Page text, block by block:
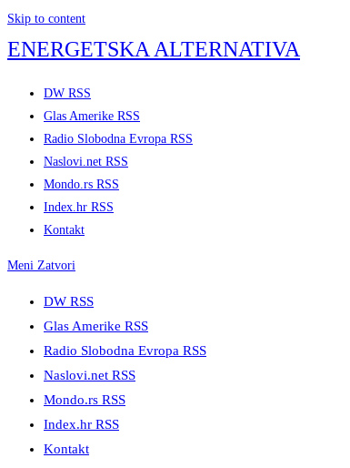
Skip to content
ENERGETSKA ALTERNATIVA
DW RSS
Glas Amerike RSS
Radio Slobodna Evropa RSS
Naslovi.net RSS
Mondo.rs RSS
Index.hr RSS
Kontakt
Meni Zatvori
DW RSS
Glas Amerike RSS
Radio Slobodna Evropa RSS
Naslovi.net RSS
Mondo.rs RSS
Index.hr RSS
Kontakt